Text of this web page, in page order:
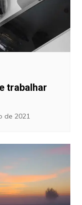
trabalhar
de 2021